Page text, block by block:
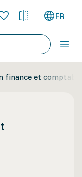
FR
finance et